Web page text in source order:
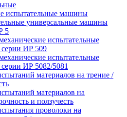
испытательные машины
универсальные машины
5
испытательные
ИР 509
испытательные
ИР 5082/5081
материалов на трение /
материалов на
и ползучесть
проволоки на